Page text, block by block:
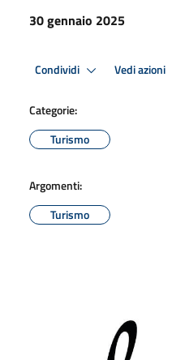
30 gennaio 2025
Condividi Vedi azioni
Categorie:
Turismo
Argomenti:
Turismo